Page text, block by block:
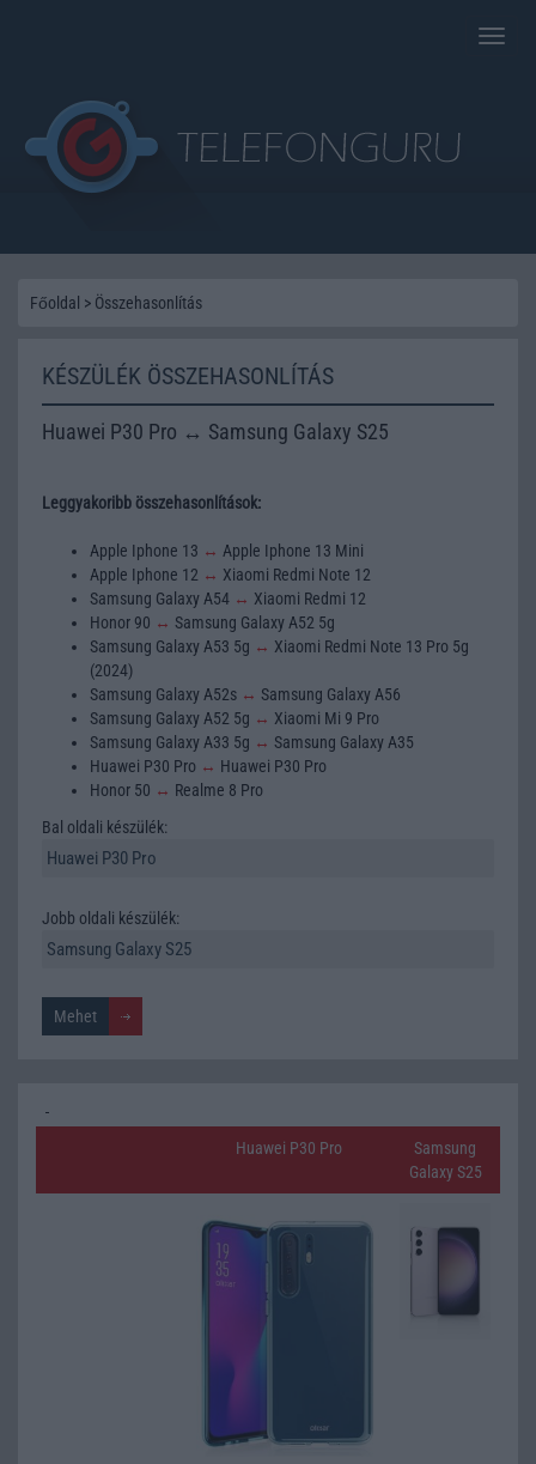
Toggle
Főoldal > Összehasonlítás
KÉSZÜLÉK ÖSSZEHASONLÍTÁS
Huawei P30 Pro ↔ Samsung Galaxy S25
Leggyakoribb összehasonlítások:
Apple Iphone 13 ↔ Apple Iphone 13 Mini
Apple Iphone 12 ↔ Xiaomi Redmi Note 12
Samsung Galaxy A54 ↔ Xiaomi Redmi 12
Honor 90 ↔ Samsung Galaxy A52 5g
Samsung Galaxy A53 5g ↔ Xiaomi Redmi Note 13 Pro 5g
(2024)
Samsung Galaxy A52s ↔ Samsung Galaxy A56
Samsung Galaxy A52 5g ↔ Xiaomi Mi 9 Pro
Samsung Galaxy A33 5g ↔ Samsung Galaxy A35
Huawei P30 Pro ↔ Huawei P30 Pro
Honor 50 ↔ Realme 8 Pro
Bal oldali készülék:
Jobb oldali készülék:
Huawei P30 Pro
Samsung
Galaxy S25